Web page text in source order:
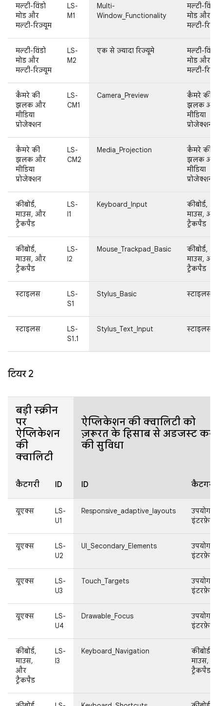
मल्टी-विंडो
मोड और
मल्टी-रिज़्यूम
LS-
M1
Multi-
Window_Functionality
मल्टी-विंडो
मोड और
मल्टी-
मल्टी-विंडो
मोड और
मल्टी-रिज़्यूम
LS-
M2
एक से ज़्यादा रिज्यूमे
मल्टी-विंडो
मोड और
मल्टी-
कैमरे की
झलक और
मीडिया
प्रोजेक्शन
LS-
CM1
Camera_Preview
कैमरे की
झलक और
मीडिया
प्रोजेक्शन
कैमरे की
झलक और
मीडिया
प्रोजेक्शन
LS-
CM2
Media_Projection
कैमरे की
झलक और
मीडिया
प्रोजेक्शन
कीबोर्ड,
माउस, और
ट्रैकपैड
LS-
I1
Keyboard_Input
कीबोर्ड,
माउस, और
ट्रैकपैड
कीबोर्ड,
माउस, और
ट्रैकपैड
LS-
I2
Mouse_Trackpad_Basic
कीबोर्ड,
माउस, और
ट्रैकपैड
स्टाइलस
LS-
S1
Stylus_Basic स्टाइलस
स्टाइलस
LS-
S1.1
Stylus_Text_Input स्टाइलस
टियर 2
बड़ी स्क्रीन
पर
ऐप्लिकेशन
की
क्वालिटी
ऐप्लिकेशन की क्वालिटी को
ज़रूरत के हिसाब से अडजस्ट
की सुविधा
कैटगरी ID ID कैटगरी
यूएक्स
LS-
U1
Responsive_adaptive_layouts
इंटरफ़ेस
यूएक्स
LS-
U2
UI_Secondary_Elements
इंटरफ़ेस
यूएक्स
LS-
U3
Touch_Targets
इंटरफ़ेस
यूएक्स
LS-
U4
Drawable_Focus
इंटरफ़ेस
कीबोर्ड,
माउस,
और
ट्रैकपैड
LS-
I3
Keyboard_Navigation
कीबोर्ड,
माउस,
ट्रैकपैड